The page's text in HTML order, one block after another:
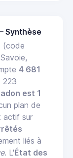
Synthèse
(code
4 681
223
est 1
plan de
actif sur
liés à
. L'État des